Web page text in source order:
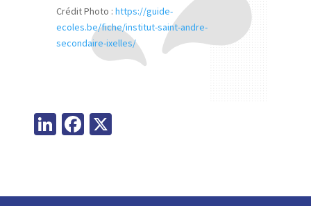
Crédit Photo : https://guide-
ecoles.be/fiche/institut-saint-andre-
secondaire-ixelles/
Li
dI
Fa
o
X